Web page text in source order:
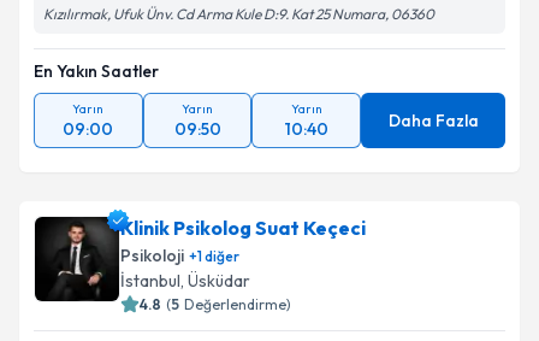
Kızılırmak, Ufuk Ünv. Cd Arma Kule D:9. Kat 25 Numara, 06360
En Yakın Saatler
Yarın
09:00
Yarın
09:50
Yarın
10:40 Daha Fazla
Klinik Psikolog Suat Keçeci
Psikoloji +1diğer
İstanbul, Üsküdar
4.8 (5 Değerlendirme)